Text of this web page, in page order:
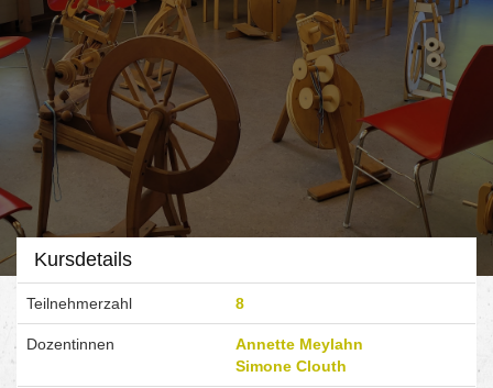
SPINNKURS
Mit Geschick am
Kursdetails
Teilnehmerzahl 8
Dozentinnen
Annette Meylahn
Simone Clouth